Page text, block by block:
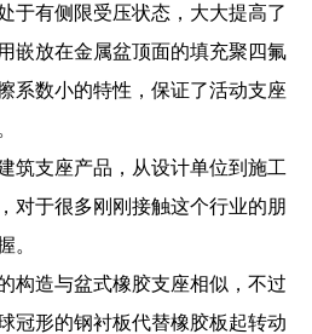
于有侧限受压状态，大大提高了
嵌放在金属盆顶面的填充聚四氟
系数小的特性，保证了活动支座
筑支座产品，从设计单位到施工
对于很多刚刚接触这个行业的朋
。
构造与盆式橡胶支座相似，不过
冠形的钢衬板代替橡胶板起转动